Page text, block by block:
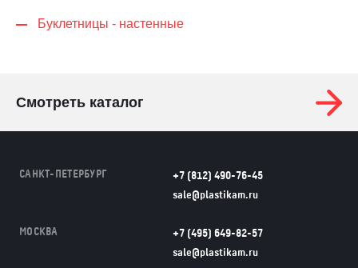
Буклетницы - настенные
Смотреть каталог
САНКТ-ПЕТЕРБУРГ
+7 (812) 490-76-45
sale@plastikam.ru
МОСКВА
+7 (495) 649-82-57
sale@plastikam.ru